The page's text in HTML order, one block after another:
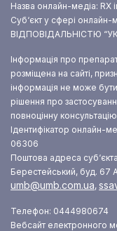
Назва онлайн-медіа: RX
Суб‘єкт у сфері
ВІДПОВІДАЛЬНІСТЮ
Інформація про
розміщена на сайті,
інформація не може
рішення про
повноцінну
Ідентифікатор онлайн-
06306
Поштова адреса
Берестейський, буд. 67
umb@umb.com.ua,
Телефон: 0444980674
Вебсайт електронного